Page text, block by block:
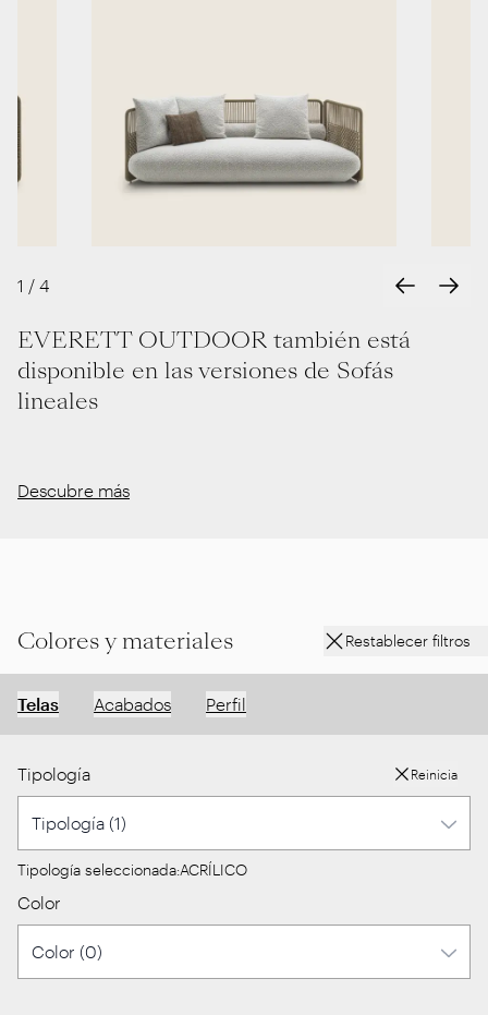
EVERETT OUTDOOR también está
disponible en las versiones de Sofás
lineales
Descubre más
1 / 4 Test Test
Colores y materiales Restablecer filtros
Telas Acabados Perfil
Tipología Reinicia
Tipología seleccionada:ACRÍLICO
Color